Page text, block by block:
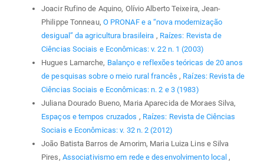
Joacir Rufino de Aquino, Olívio Alberto Teixeira, Jean-
Philippe Tonneau, O PRONAF e a “nova modernização
desigual” da agricultura brasileira , Raízes: Revista de
Ciências Sociais e Econômicas: v. 22 n. 1 (2003)
Hugues Lamarche, Balanço e reflexões teóricas de 20 anos
de pesquisas sobre o meio rural francês , Raízes: Revista de
Ciências Sociais e Econômicas: n. 2 e 3 (1983)
Juliana Dourado Bueno, Maria Aparecida de Moraes Silva,
Espaços e tempos cruzados , Raízes: Revista de Ciências
Sociais e Econômicas: v. 32 n. 2 (2012)
João Batista Barros de Amorim, Maria Luiza Lins e Silva
Pires, Associativismo em rede e desenvolvimento local ,